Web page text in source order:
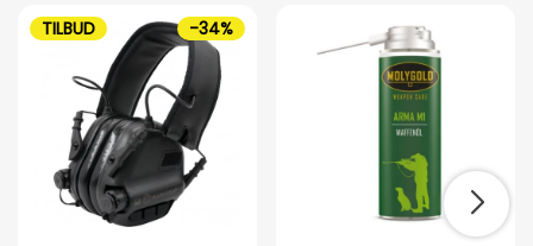
TILBUD -34%